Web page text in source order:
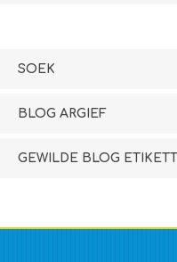
SOEK
BLOG ARGIEF
GEWILDE BLOG